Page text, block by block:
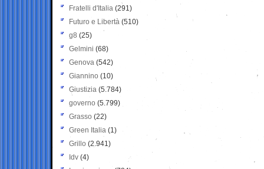
Fratelli d'Italia (291)
Futuro e Libertà (510)
g8 (25)
Gelmini (68)
Genova (542)
Giannino (10)
Giustizia (5.784)
governo (5.799)
Grasso (22)
Green Italia (1)
Grillo (2.941)
Idv (4)